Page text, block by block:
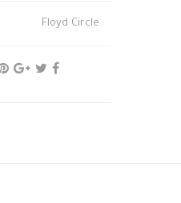
Floyd Circle